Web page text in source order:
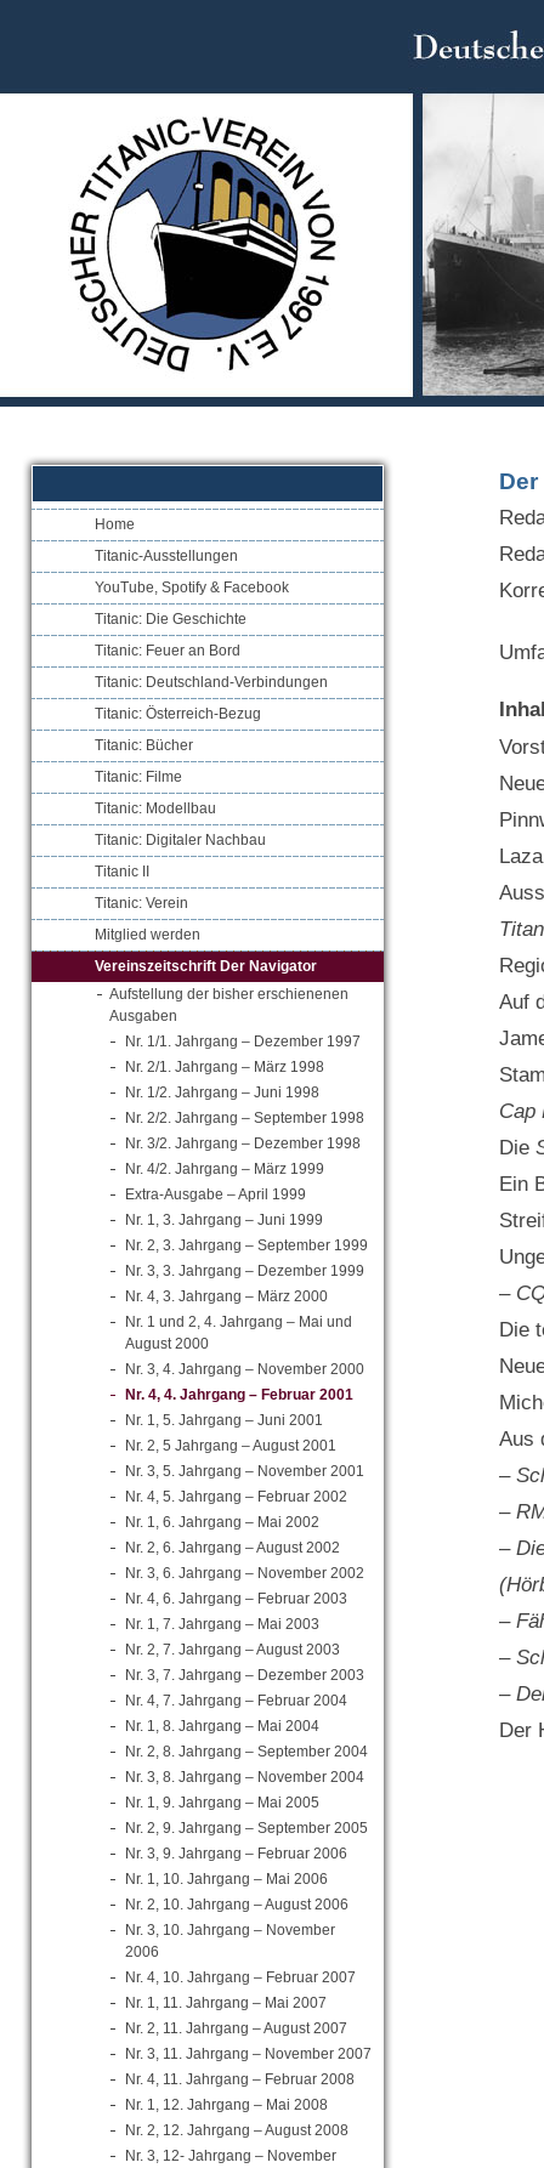
Home
Titanic-Ausstellungen
YouTube, Spotify & Facebook
Titanic: Die Geschichte
Titanic: Feuer an Bord
Titanic: Deutschland-Verbindungen
Titanic: Österreich-Bezug
Titanic: Bücher
Titanic: Filme
Titanic: Modellbau
Titanic: Digitaler Nachbau
Titanic II
Titanic: Verein
Mitglied werden
Vereinszeitschrift Der Navigator
Aufstellung der bisher erschienenen
Ausgaben
Nr. 1/1. Jahrgang – Dezember 1997
Nr. 2/1. Jahrgang – März 1998
Nr. 1/2. Jahrgang – Juni 1998
Nr. 2/2. Jahrgang – September 1998
Nr. 3/2. Jahrgang – Dezember 1998
Nr. 4/2. Jahrgang – März 1999
Extra-Ausgabe – April 1999
Nr. 1, 3. Jahrgang – Juni 1999
Nr. 2, 3. Jahrgang – September 1999
Nr. 3, 3. Jahrgang – Dezember 1999
Nr. 4, 3. Jahrgang – März 2000
Nr. 1 und 2, 4. Jahrgang – Mai und
August 2000
Nr. 3, 4. Jahrgang – November 2000
Nr. 4, 4. Jahrgang – Februar 2001
Nr. 1, 5. Jahrgang – Juni 2001
Nr. 2, 5 Jahrgang – August 2001
Nr. 3, 5. Jahrgang – November 2001
Nr. 4, 5. Jahrgang – Februar 2002
Nr. 1, 6. Jahrgang – Mai 2002
Nr. 2, 6. Jahrgang – August 2002
Nr. 3, 6. Jahrgang – November 2002
Nr. 4, 6. Jahrgang – Februar 2003
Nr. 1, 7. Jahrgang – Mai 2003
Nr. 2, 7. Jahrgang – August 2003
Nr. 3, 7. Jahrgang – Dezember 2003
Nr. 4, 7. Jahrgang – Februar 2004
Nr. 1, 8. Jahrgang – Mai 2004
Nr. 2, 8. Jahrgang – September 2004
Nr. 3, 8. Jahrgang – November 2004
Nr. 1, 9. Jahrgang – Mai 2005
Nr. 2, 9. Jahrgang – September 2005
Nr. 3, 9. Jahrgang – Februar 2006
Nr. 1, 10. Jahrgang – Mai 2006
Nr. 2, 10. Jahrgang – August 2006
Nr. 3, 10. Jahrgang – November
2006
Nr. 4, 10. Jahrgang – Februar 2007
Nr. 1, 11. Jahrgang – Mai 2007
Nr. 2, 11. Jahrgang – August 2007
Nr. 3, 11. Jahrgang – November 2007
Nr. 4, 11. Jahrgang – Februar 2008
Nr. 1, 12. Jahrgang – Mai 2008
Nr. 2, 12. Jahrgang – August 2008
Nr. 3, 12- Jahrgang – November
Auf
Cap
Die
Ein
–
Die
Aus
–
–
–
–
–
–
Der